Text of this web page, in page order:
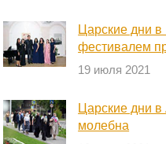
Царские дни
фестивалем
19 июля 2021
Царские дни в
молебна